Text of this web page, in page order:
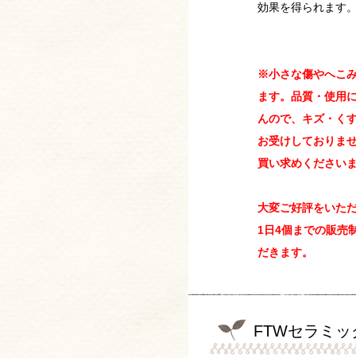
効果を得られます
※小さな傷やへこ
ます。品質・使用
んので、キズ・く
お受けしておりま
買い求めください
大変ご好評をいた
1日4個までの販売
だきます。
FTWセラミ